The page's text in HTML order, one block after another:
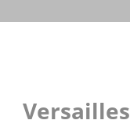
Versailles